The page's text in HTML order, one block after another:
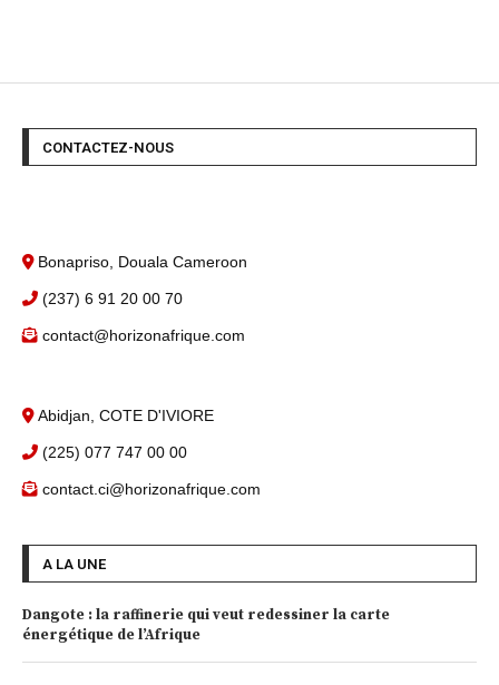
CONTACTEZ-NOUS
Bonapriso, Douala Cameroon
(237) 6 91 20 00 70
contact@horizonafrique.com
Abidjan, COTE D'IVIORE
(225) 077 747 00 00
contact.ci@horizonafrique.com
A LA UNE
Dangote : la raffinerie qui veut redessiner la carte
énergétique de l’Afrique